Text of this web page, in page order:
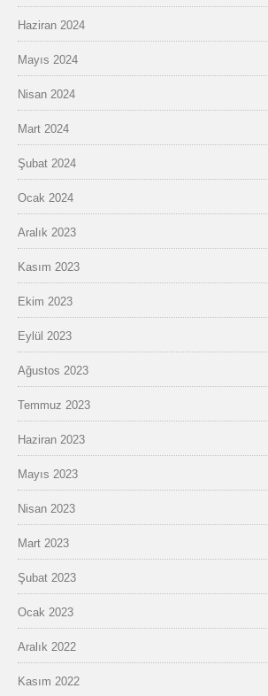
Haziran 2024
Mayıs 2024
Nisan 2024
Mart 2024
Şubat 2024
Ocak 2024
Aralık 2023
Kasım 2023
Ekim 2023
Eylül 2023
Ağustos 2023
Temmuz 2023
Haziran 2023
Mayıs 2023
Nisan 2023
Mart 2023
Şubat 2023
Ocak 2023
Aralık 2022
Kasım 2022